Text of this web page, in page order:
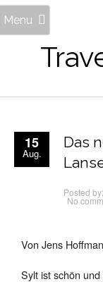
Menu
15
Aug.
Das
Posted by:
No
Von Jens
Sylt ist schön